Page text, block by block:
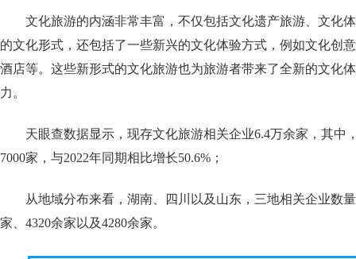
文化旅游的内涵非常丰富，不仅包括文化遗产旅游、文化
的文化形式，还包括了一些新兴的文化体验方式，例如文化创
酒店等。这些新形式的文化旅游也为旅游者带来了全新的文化
力。
天眼查数据显示，现存文化旅游相关企业6.4万余家，其中
7000家，与2022年同期相比增长50.6%；
从地域分布来看，湖南、四川以及山东，三地相关企业数
家、4320余家以及4280余家。